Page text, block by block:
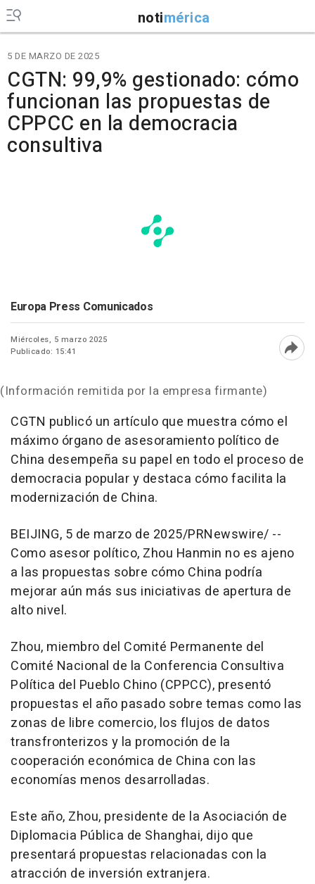
notimérica
5 DE MARZO DE 2025
CGTN: 99,9% gestionado: cómo
funcionan las propuestas de
CPPCC en la democracia
consultiva
Europa Press Comunicados
Miércoles, 5 marzo 2025
Publicado: 15:41
(Información remitida por la empresa firmante)
CGTN publicó un artículo que muestra cómo el
máximo órgano de asesoramiento político de
China desempeña su papel en todo el proceso de
democracia popular y destaca cómo facilita la
modernización de China.
BEIJING, 5 de marzo de 2025/PRNewswire/ --
Como asesor político, Zhou Hanmin no es ajeno
a las propuestas sobre cómo China podría
mejorar aún más sus iniciativas de apertura de
alto nivel.
Zhou, miembro del Comité Permanente del
Comité Nacional de la Conferencia Consultiva
Política del Pueblo Chino (CPPCC), presentó
propuestas el año pasado sobre temas como las
zonas de libre comercio, los flujos de datos
transfronterizos y la promoción de la
cooperación económica de China con las
economías menos desarrolladas.
Este año, Zhou, presidente de la Asociación de
Diplomacia Pública de Shanghai, dijo que
presentará propuestas relacionadas con la
atracción de inversión extranjera.